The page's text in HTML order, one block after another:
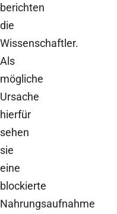
berichten
die
Wissenschaftler.
Als
mögliche
Ursache
hierfür
sehen
sie
eine
blockierte
Nahrungsaufnahme